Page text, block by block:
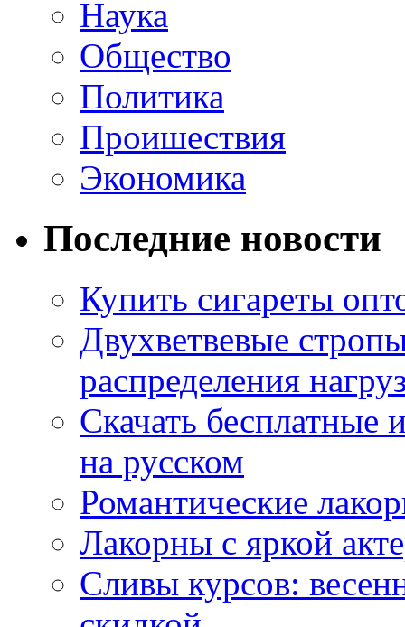
Наука
Общество
Политика
Проишествия
Экономика
Последние новости
Купить сигареты
Двухветвевые
распределения
Скачать
на русском
Романтические
Лакорны с яркой
Сливы курсов: